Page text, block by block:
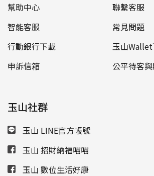
幫助中心
聯繫客服
智能客服
常見問題
行動銀行下載
玉山
申訴信箱
公平待客
玉山社群
玉山 LINE官方帳號
玉山 招財納福喵喵
玉山 數位生活好康